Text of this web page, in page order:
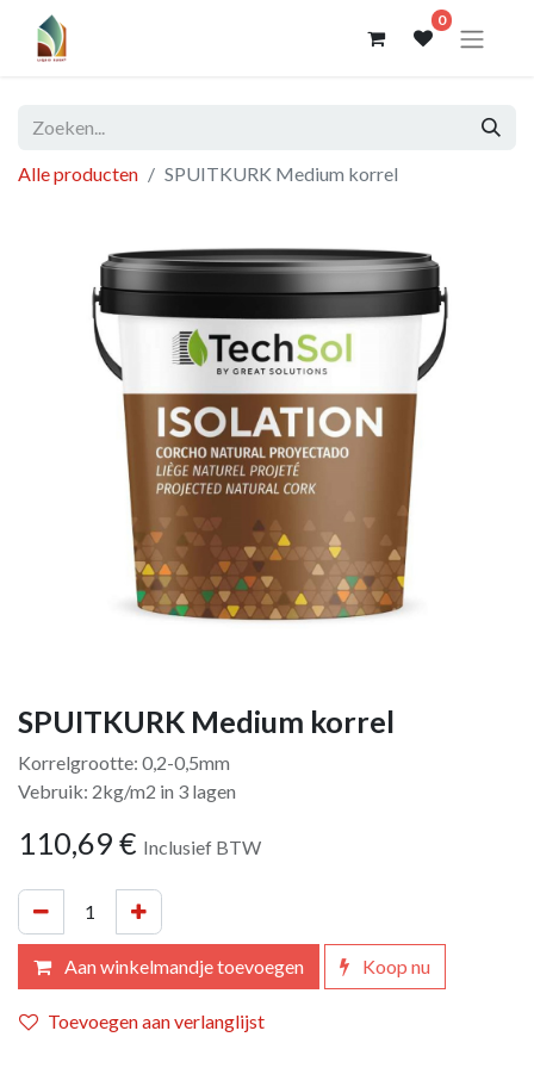
0
Alle producten SPUITKURK Medium korrel
SPUITKURK Medium korrel
Korrelgrootte: 0,2-0,5mm
Vebruik: 2kg/m2 in 3 lagen
110,69 € Inclusief BTW
Aan winkelmandje toevoegen Koop nu
Toevoegen aan verlanglijst